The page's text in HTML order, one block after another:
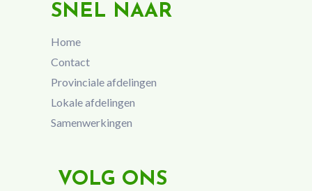
SNEL NAAR
Home
Contact
Provinciale afdelingen
Lokale afdelingen
Samenwerkingen
VOLG ONS